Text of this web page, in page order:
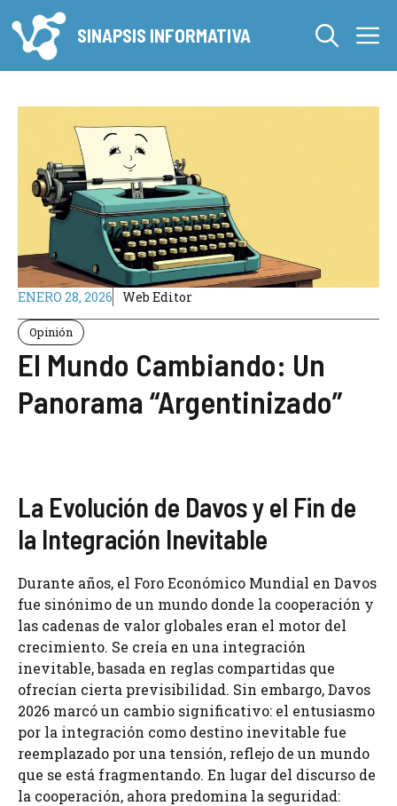
al
contenido
SINAPSIS INFORMATIVA
ENERO 28, 2026 Web Editor
Opinión
El Mundo Cambiando: Un
Panorama “Argentinizado”
La Evolución de Davos y el Fin de
la Integración Inevitable
Durante años, el Foro Económico Mundial en Davos
fue sinónimo de un mundo donde la cooperación y
las cadenas de valor globales eran el motor del
crecimiento. Se creía en una integración
inevitable, basada en reglas compartidas que
ofrecían cierta previsibilidad. Sin embargo, Davos
2026 marcó un cambio significativo: el entusiasmo
por la integración como destino inevitable fue
reemplazado por una tensión, reflejo de un mundo
que se está fragmentando. En lugar del discurso de
la cooperación, ahora predomina la seguridad: